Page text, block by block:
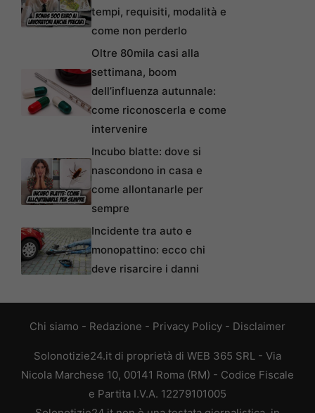
tempi, requisiti, modalità e
come non perderlo
Oltre 80mila casi alla
settimana, boom
dell’influenza autunnale:
come riconoscerla e come
intervenire
Incubo blatte: dove si
nascondono in casa e
come allontanarle per
sempre
Incidente tra auto e
monopattino: ecco chi
deve risarcire i danni
Chi siamo - Redazione - Privacy Policy - Disclaimer
Solonotizie24.it di proprietà di WEB 365 SRL - Via
Nicola Marchese 10, 00141 Roma (RM) - Codice Fiscale
e Partita I.V.A. 12279101005